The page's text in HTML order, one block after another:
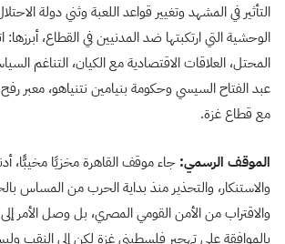
التأثير في المشهد وتغيير قواعد اللعبة وثني دولة
الوحشية التي ارتكبتها ضد المدنيين في القطاع، أبرزها:
المحتل، العلاقات الاقتصادية مع الكيان، التناغم
عبد الفتاح السيسي وحكومة بنيامين نتنياهو، معبر
مع قطاع غزة.
الموقف الرسمي: جاء موقف القاهرة مخزيًا مخيبًّا،
والاستنكار، والتحذير منذ بداية الحرب من المساس
والاقتراب من الأمن القومي المصري، بل وصل الأمر
بالموافقة على تهجير فلسطيني غزة لكن إلى النقب